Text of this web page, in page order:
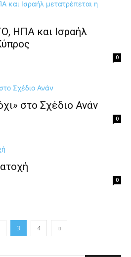
ΗΠΑ και Ισραήλ
0
στο Σχέδιο Ανάν
0
0
3 4